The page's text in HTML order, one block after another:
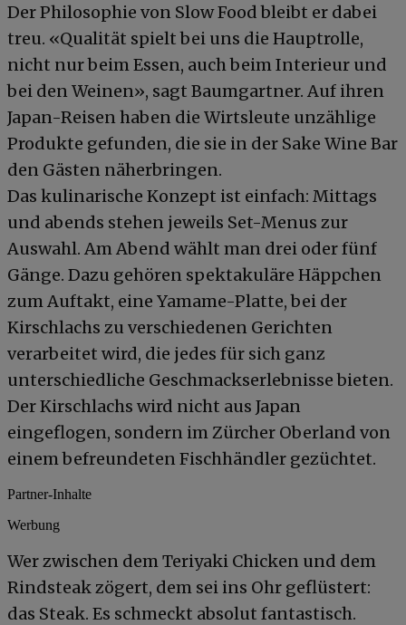
Der Philosophie von Slow Food bleibt er dabei
treu. «Qualität spielt bei uns die Hauptrolle,
nicht nur beim Essen, auch beim Interieur und
bei den Weinen», sagt Baumgartner. Auf ihren
Japan-Reisen haben die Wirtsleute unzählige
Produkte gefunden, die sie in der Sake Wine Bar
den Gästen näherbringen.
Das kulinarische Konzept ist einfach: Mittags
und abends stehen jeweils Set-Menus zur
Auswahl. Am Abend wählt man drei oder fünf
Gänge. Dazu gehören spektakuläre Häppchen
zum Auftakt, eine Yamame-Platte, bei der
Kirschlachs zu verschiedenen Gerichten
verarbeitet wird, die jedes für sich ganz
unterschiedliche Geschmackserlebnisse bieten.
Der Kirschlachs wird nicht aus Japan
eingeflogen, sondern im Zürcher Oberland von
einem befreundeten Fischhändler gezüchtet.
Partner-Inhalte
Werbung
Wer zwischen dem Teriyaki Chicken und dem
Rindsteak zögert, dem sei ins Ohr geflüstert:
das Steak. Es schmeckt absolut fantastisch.